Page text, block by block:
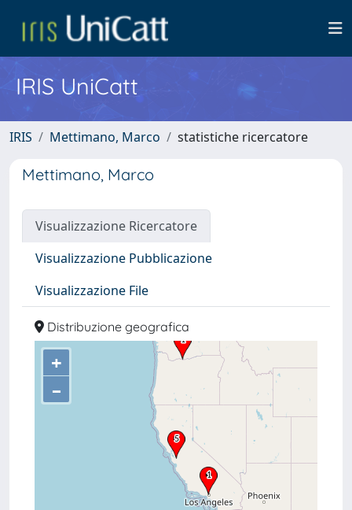
IRIS UniCatt
IRIS Mettimano, Marco statistiche ricercatore
Mettimano, Marco
Visualizzazione Ricercatore
Visualizzazione Pubblicazione
Visualizzazione File
Distribuzione geografica
+
–